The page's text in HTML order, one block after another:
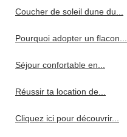
Coucher de soleil dune du...
Pourquoi adopter un flacon...
Séjour confortable en...
Réussir ta location de...
Cliquez ici pour découvrir...